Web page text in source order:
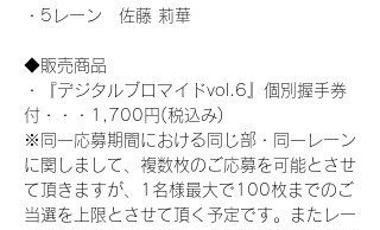
・5レーン　佐藤 莉華
◆販売商品
・『デジタルブロマイドvol.6』個別握手券
付・・・1,700円(税込み)
※同一応募期間における同じ部・同一レーン
に関しまして、複数枚のご応募を可能とさせ
て頂きますが、1名様最大で100枚までのご
当選を上限とさせて頂く予定です。またレー